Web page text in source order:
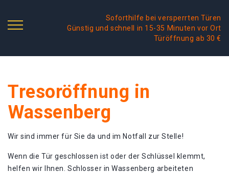
Soforthilfe bei versperrten Türen
Günstig und schnell in 15-35 Minuten vor Ort
Türöffnung ab 30 €
Tresoröffnung in
Wassenberg
Wir sind immer für Sie da und im Notfall zur Stelle!
Wenn die Tür geschlossen ist oder der Schlüssel klemmt,
helfen wir Ihnen. Schlosser in Wassenberg arbeiteten